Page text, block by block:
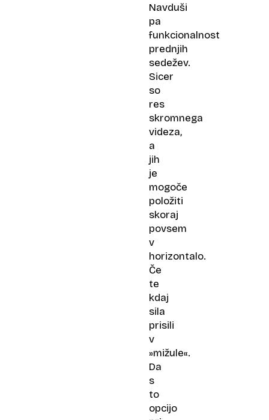
Navduši
pa
funkcionalnost
prednjih
sedežev.
Sicer
so
res
skromnega
videza,
a
jih
je
mogoče
položiti
skoraj
povsem
v
horizontalo.
Če
te
kdaj
sila
prisili
v
»mižule«.
Da
s
to
opcijo